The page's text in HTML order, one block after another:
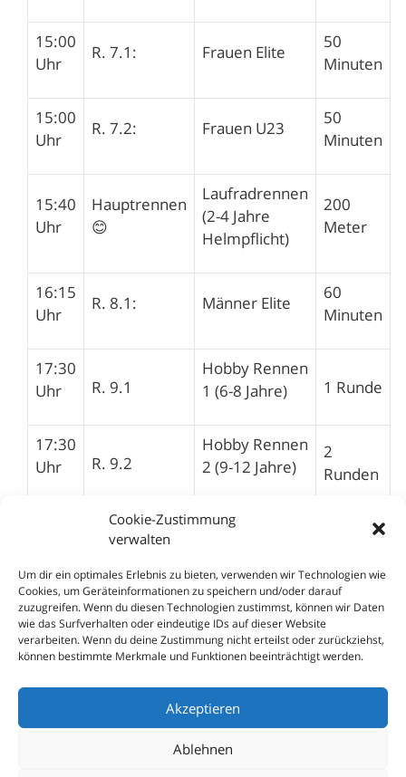
Cookie-Zustimmung
verwalten
Um dir ein optimales Erlebnis zu bieten, verwenden wir Technologien wie
Cookies, um Geräteinformationen zu speichern und/oder darauf
zuzugreifen. Wenn du diesen Technologien zustimmst, können wir Daten
wie das Surfverhalten oder eindeutige IDs auf dieser Website
verarbeiten. Wenn du deine Zustimmung nicht erteilst oder zurückziehst,
können bestimmte Merkmale und Funktionen beeinträchtigt werden.
Akzeptieren
Ablehnen
15:00
Uhr
R. 7.1: Frauen Elite
50
Minuten
15:00
Uhr
R. 7.2: Frauen U23
50
Minuten
15:40
Uhr
Hauptrennen
😊
Laufradrennen
(2-4 Jahre
Helmpflicht)
200
Meter
16:15
Uhr
R. 8.1: Männer Elite
60
Minuten
17:30
Uhr
R. 9.1
Hobby Rennen
1 (6-8 Jahre)
1 Runde
17:30
Uhr
R. 9.2
Hobby Rennen
2 (9-12 Jahre)
2
Runden
R. 10.1
Hobby Rennen
und älter)
Afterraceparty mit 4-Miles-2-Frankenstein